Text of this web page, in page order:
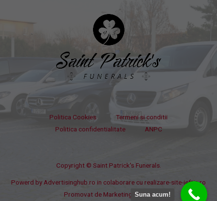
Politica Cookies
Termeni si conditii
Politica confidentialitate
ANPC
Copyright © Saint Patrick's Funerals.
Powerd by Advertisinghub.ro in colaborare cu realizare-site-ieftin.ro
Promovat de MarketingPPC.roSuna acum!